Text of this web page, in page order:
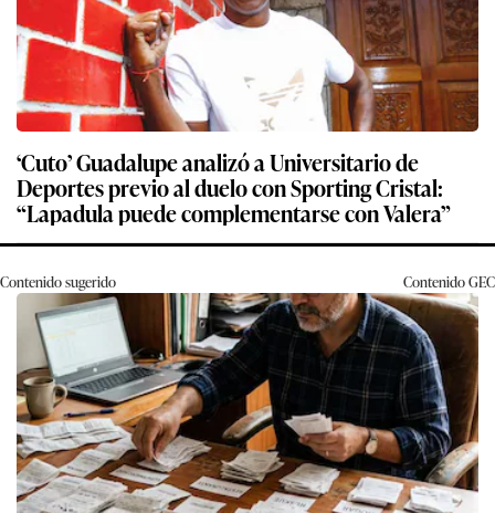
‘Cuto’ Guadalupe analizó a Universitario de
Deportes previo al duelo con Sporting Cristal:
“Lapadula puede complementarse con Valera”
Contenido sugerido ContenidoGEC